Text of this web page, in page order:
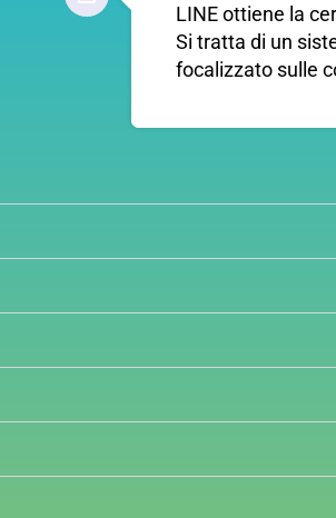
LINE ottiene la
Si tratta di un
focalizzato sulle